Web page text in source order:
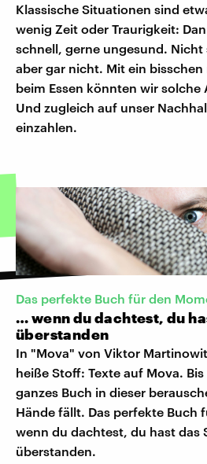
Klassische Situationen sind
wenig Zeit oder Traurigkeit:
schnell, gerne ungesund.
aber gar nicht. Mit ein
beim Essen könnten wir
Und zugleich auf unser
einzahlen.
Das perfekte Buch für den
… wenn du dachtest, du
überstanden
In "Mova" von Viktor
heiße Stoff: Texte auf Mova.
ganzes Buch in dieser
Hände fällt. Das perfekte Buch
wenn du dachtest, du hast das
überstanden.